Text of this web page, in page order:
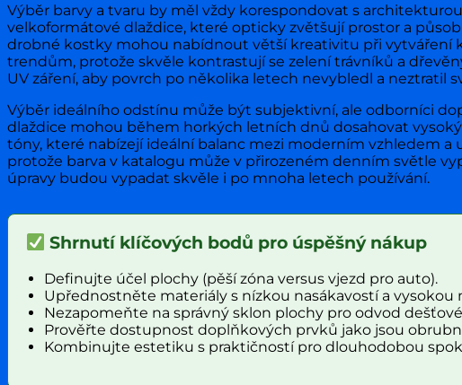
Výběr barvy a tvaru by měl vždy korespondovat s
velkoformátové dlaždice, které opticky zvětšují prostor a
drobné kostky mohou nabídnout větší kreativitu při vytváření
trendům, protože skvěle kontrastují se zelení trávníků a
UV záření, aby povrch po několika letech nevybledl a neztratil
Výběr ideálního odstínu může být subjektivní, ale odborníci
dlaždice mohou během horkých letních dnů dosahovat
tóny, které nabízejí ideální balanc mezi moderním vzhledem
protože barva v katalogu může v přirozeném denním světle
úpravy budou vypadat skvěle i po mnoha letech používání.
Shrnutí klíčových bodů pro úspěšný nákup
Definujte účel plochy (pěší zóna versus vjezd pro auto).
Upřednostněte materiály s nízkou nasákavostí a vysokou
Nezapomeňte na správný sklon plochy pro odvod
Prověřte dostupnost doplňkových prvků jako jsou
Kombinujte estetiku s praktičností pro dlouhodobou